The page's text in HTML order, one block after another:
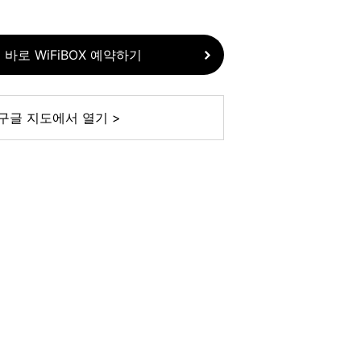
바로 WiFiBOX 예약하기
글 지도에서 열기 >